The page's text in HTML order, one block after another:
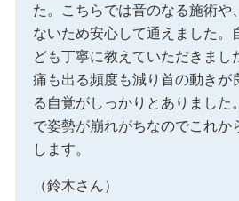
た。こちらでは音のなる施術や
ないため安心して通えました。
ども丁寧に教えていただきまし
痛も出る頻度も減り首の動きが
る自覚がしっかりとありました
で姿勢が崩れがちなのでこれか
します。
（鈴木さん）